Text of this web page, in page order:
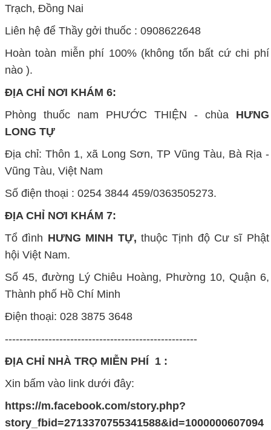
Trạch, Đồng Nai
Liên hệ để Thầy gởi thuốc : 0908622648
Hoàn toàn miễn phí 100% (không tốn bất cứ chi phí
nào ).
ĐỊA CHỈ NƠI KHÁM 6:
Phòng thuốc nam PHƯỚC THIỆN - chùa HƯNG
LONG TỰ
Địa chỉ: Thôn 1, xã Long Sơn, TP Vũng Tàu, Bà Rịa -
Vũng Tàu, Việt Nam
Số điện thoại : 0254 3844 459/0363505273.
ĐỊA CHỈ NƠI KHÁM 7:
Tổ đình HƯNG MINH TỰ, thuộc Tịnh độ Cư sĩ Phật
hội Việt Nam.
Số 45, đường Lý Chiêu Hoàng, Phường 10, Quận 6,
Thành phố Hồ Chí Minh
Điện thoại: 028 3875 3648
-----------------------------------------------------
ĐỊA CHỈ NHÀ TRỌ MIỄN PHÍ 1 :
Xin bấm vào link dưới đây:
https://m.facebook.com/story.php?
story_fbid=2713370755341588&id=1000000607094